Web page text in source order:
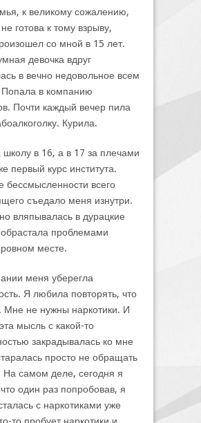
к великому сожалению,
готова к тому взрыву,
со мной в 15 лет.
девочка вдруг
в вечно недовольное всем
Попала в компанию
Почти каждый вечер пила
Курила.
школу в 16, а в 17 за плечами
первый курс института.
всего
съедало меня изнутри.
вляпывалась в дурацкие
проблемами
месте.
меня уберегла
Я любила повторять, что
Мне не нужны наркотики. И
мысль с какой-то
закрадывалась ко мне
просто не обращать
На самом деле, сегодня я
один раз попробовав, я
с наркотиками уже